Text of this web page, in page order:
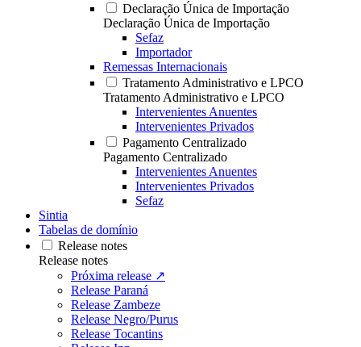
Declaração Única de Importação
Declaração Única de Importação
Sefaz
Importador
Remessas Internacionais
Tratamento Administrativo e LPCO
Tratamento Administrativo e LPCO
Intervenientes Anuentes
Intervenientes Privados
Pagamento Centralizado
Pagamento Centralizado
Intervenientes Anuentes
Intervenientes Privados
Sefaz
Sintia
Tabelas de domínio
Release notes
Release notes
Próxima release ↗
Release Paraná
Release Zambeze
Release Negro/Purus
Release Tocantins